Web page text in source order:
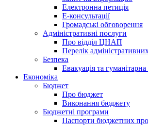
Електронна петиція
Е-консультації
Громадські обговорення
Адміністративні послуги
Про відділ ЦНАП
Перелік
Безпека
Евакуація та
Економіка
Бюджет
Про бюджет
Виконання бюджету
Бюджетні програми
Паспорти бюджетних